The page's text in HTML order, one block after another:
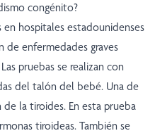
congénito?
hospitales estadounidenses
de enfermedades graves
pruebas se realizan con
del talón del bebé. Una de
la tiroides. En esta prueba
tiroideas. También se